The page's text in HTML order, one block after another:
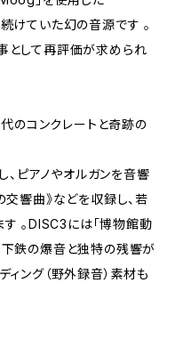
けていた幻の音源です 。
として再評価が求められ
のコンクレートと奇跡の
、ピアノやオルガンを音響
交響曲》などを収録し、若
。DISC3には「博物館動
鉄の爆音と独特の残響が
ィング（野外録音）素材も